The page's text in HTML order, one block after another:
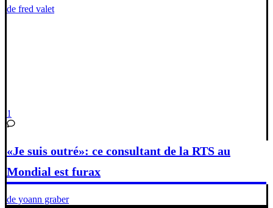
de fred valet
1
«Je suis outré»: ce consultant de la RTS au
Mondial est furax
de yoann graber